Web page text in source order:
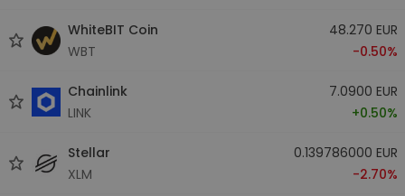
WhiteBIT Coin
WBT
48.270 EUR
-0.50%
Chainlink
LINK
7.0900 EUR
+0.50%
Stellar
XLM
0.139786000 EUR
-2.70%